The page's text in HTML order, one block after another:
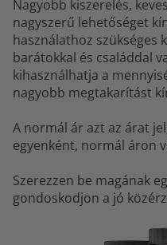
Nagyobb kiszerelés,
nagyszerű lehetőséget
használathoz szükséges
barátokkal és családdal
kihasználhatja a
nagyobb megtakarítást
A normál ár azt az árat
egyenként, normál áron
Szerezzen be magának
gondoskodjon a jó